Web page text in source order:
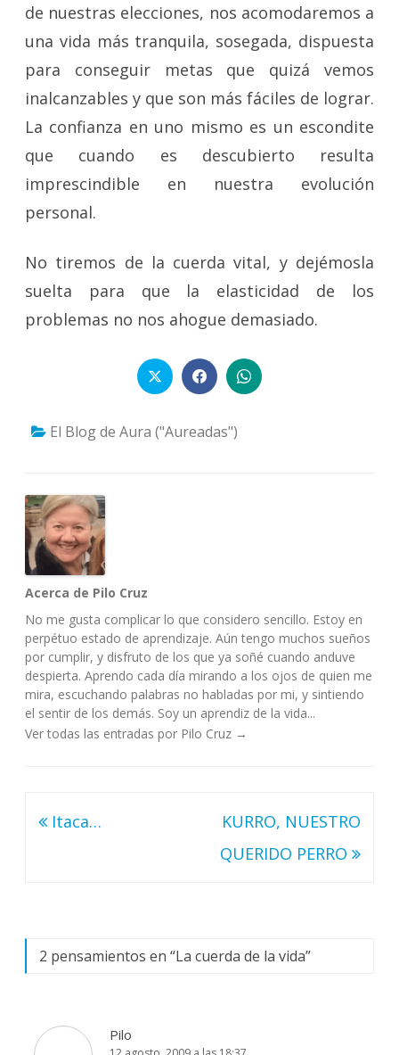
de nuestras elecciones, nos acomodaremos a
una vida más tranquila, sosegada, dispuesta
para conseguir metas que quizá vemos
inalcanzables y que son más fáciles de lograr.
La confianza en uno mismo es un escondite
que cuando es descubierto resulta
imprescindible en nuestra evolución
personal.
No tiremos de la cuerda vital, y dejémosla
suelta para que la elasticidad de los
problemas no nos ahogue demasiado.
El Blog de Aura ("Aureadas")
Acerca de Pilo Cruz
No me gusta complicar lo que considero sencillo. Estoy en
perpétuo estado de aprendizaje. Aún tengo muchos sueños
por cumplir, y disfruto de los que ya soñé cuando anduve
despierta. Aprendo cada día mirando a los ojos de quien me
mira, escuchando palabras no habladas por mi, y sintiendo
el sentir de los demás. Soy un aprendiz de la vida...
Ver todas las entradas por Pilo Cruz →
Navegación
Itaca…
KURRO, NUESTRO
QUERIDO PERRO
2 pensamientos en “La cuerda de la vida”
Pilo